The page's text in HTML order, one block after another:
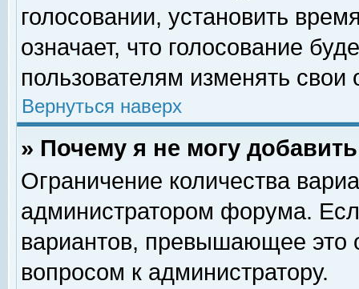
голосовании, установить
означает, что голосование
пользователям изменять свои
Вернуться наверх
» Почему я не могу
Ограничение количества
администратором форума.
вариантов, превышающее это
вопросом к администратору.